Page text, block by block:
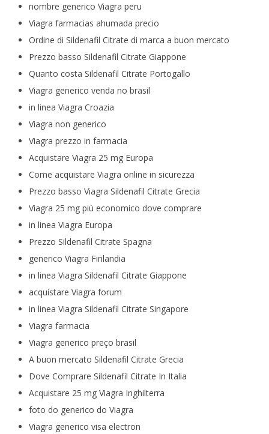
nombre generico Viagra peru
Viagra farmacias ahumada precio
Ordine di Sildenafil Citrate di marca a buon mercato
Prezzo basso Sildenafil Citrate Giappone
Quanto costa Sildenafil Citrate Portogallo
Viagra generico venda no brasil
in linea Viagra Croazia
Viagra non generico
Viagra prezzo in farmacia
Acquistare Viagra 25 mg Europa
Come acquistare Viagra online in sicurezza
Prezzo basso Viagra Sildenafil Citrate Grecia
Viagra 25 mg più economico dove comprare
in linea Viagra Europa
Prezzo Sildenafil Citrate Spagna
generico Viagra Finlandia
in linea Viagra Sildenafil Citrate Giappone
acquistare Viagra forum
in linea Viagra Sildenafil Citrate Singapore
Viagra farmacia
Viagra generico preço brasil
A buon mercato Sildenafil Citrate Grecia
Dove Comprare Sildenafil Citrate In Italia
Acquistare 25 mg Viagra Inghilterra
foto do generico do Viagra
Viagra generico visa electron